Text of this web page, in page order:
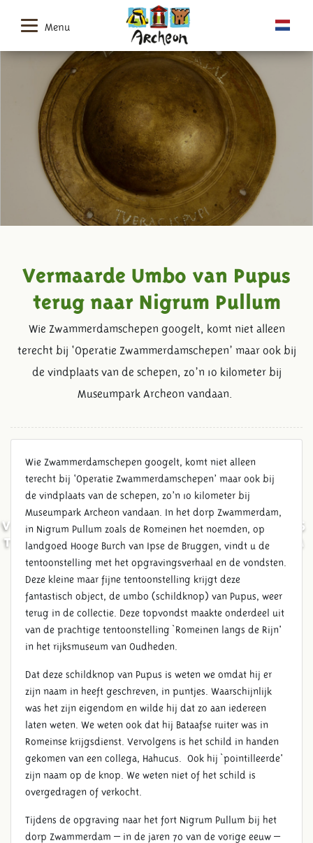
Menu
VERMAARDE UMBO VAN PUPUS
TERUG NAAR NIGRUM PULLUM
Vermaarde Umbo van Pupus
terug naar Nigrum Pullum
Wie Zwammerdamschepen googelt, komt niet alleen
terecht bij ‘Operatie Zwammerdamschepen’ maar ook bij
de vindplaats van de schepen, zo’n 10 kilometer bij
Museumpark Archeon vandaan.
Wie Zwammerdamschepen googelt, komt niet alleen
terecht bij ‘Operatie Zwammerdamschepen’ maar ook bij
de vindplaats van de schepen, zo’n 10 kilometer bij
Museumpark Archeon vandaan. In het dorp Zwammerdam,
in Nigrum Pullum zoals de Romeinen het noemden, op
landgoed Hooge Burch van Ipse de Bruggen, vindt u de
tentoonstelling met het opgravingsverhaal en de vondsten.
Deze kleine maar fijne tentoonstelling krijgt deze
fantastisch object, de umbo (schildknop) van Pupus, weer
terug in de collectie. Deze topvondst maakte onderdeel uit
van de prachtige tentoonstelling `Romeinen langs de Rijn'
in het rijksmuseum van Oudheden.
Dat deze schildknop van Pupus is weten we omdat hij er
zijn naam in heeft geschreven, in puntjes. Waarschijnlijk
was het zijn eigendom en wilde hij dat zo aan iedereen
laten weten. We weten ook dat hij Bataafse ruiter was in
Romeinse krijgsdienst. Vervolgens is het schild in handen
gekomen van een collega, Hahucus. Ook hij `pointilleerde'
zijn naam op de knop. We weten niet of het schild is
overgedragen of verkocht.
Tijdens de opgraving naar het fort Nigrum Pullum bij het
dorp Zwammerdam – in de jaren 70 van de vorige eeuw –